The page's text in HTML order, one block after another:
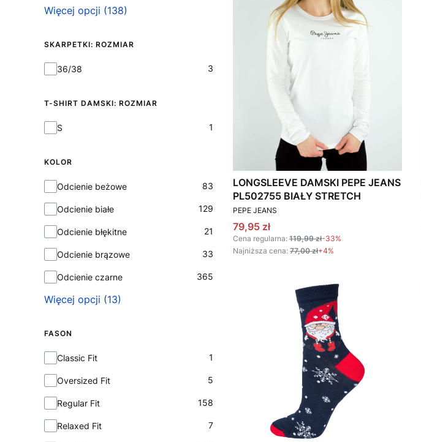
Więcej opcji (138)
SKARPETKI: ROZMIAR
Skarpetki: Rozmiar
36/38 3
T-SHIRT DAMSKI: ROZMIAR
T-shirt damski: Rozmiar
S 1
KOLOR
Kolor
Odcienie beżowe 83
Odcienie białe 129
Odcienie błękitne 21
Odcienie brązowe 33
Odcienie czarne 365
Więcej opcji (13)
FASON
Fason
Classic Fit 1
Oversized Fit 5
Regular Fit 158
Relaxed Fit 7
LONGSLEEVE DAMSKI PEPE JEANS
PL502755 BIAŁY STRETCH
PRODUCENT
PEPE JEANS
Cena promocyjna
79,95 zł
Cena regularna: 119,99 zł-33%
Najniższa cena: 77,00 zł+4%